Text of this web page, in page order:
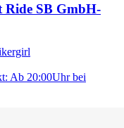
Ride SB GmbH-
Ab 20:00Uhr bei